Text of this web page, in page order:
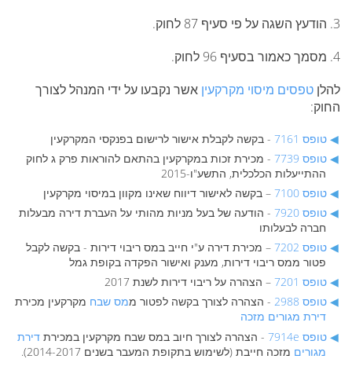
3. הודעץ השגה על פי סעיף 87 לחוק.
4. מסמך כאמור בסעיף 96 לחוק.
להלן טפסים מיסוי מקרקעין אשר נקבעו על ידי המנהל לצורך
החוק:
טופס 7161
- בקשה לקבלת אישור לרישום בפנקסי המקרקעין
טופס 7739
- מכירת זכות במקרקעין בהתאם להוראות פרק ג לחוק
ההתייעלות הכלכלית, התשע"ו-2015
טופס 7100
– בקשה לאישור דיווח שאינו מקוון במיסוי מקרקעין
טופס 7920
- הודעה של בעל מניות מהותי על העברת דירה מבעלות
חברה לבעלותו
טופס 7202
– מכירת דירה ע"י חייב במס ריבוי דירות - בקשה לקבל
פטור ממס ריבוי דירות, מענק ואישור הפקדה בקופת גמל
טופס 7201
– הצהרה על ריבוי דירות לשנת 2017
טופס 2988
- הצהרה לצורך בקשה לפטור ממס שבח מקרקעין מכירת
דירת מגורים מזכה
טופס 7914e
- הצהרה לצורך חיוב במס שבח מקרקעין במכירת דירת
מגורים מזכה חייבת (לשימוש בתקופת המעבר בשנים 2014-2017).